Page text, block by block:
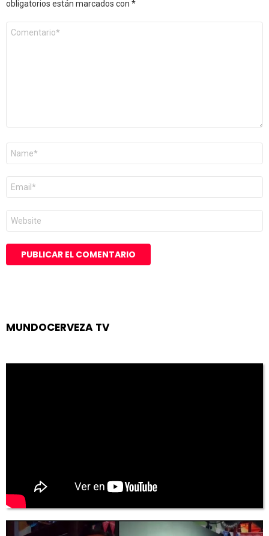
obligatorios están marcados con *
Comentario
Nombre
Correo
electrónico
*
Web
MUNDOCERVEZA TV